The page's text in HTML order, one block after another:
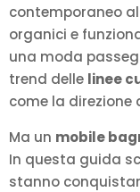
contemporaneo
organici e
una moda
trend delle linee
come la
Ma un mobile
In questa guida
stanno